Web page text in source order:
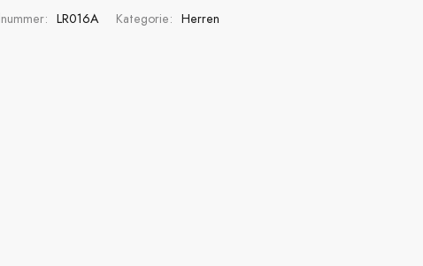
LR016A Kategorie: Herren